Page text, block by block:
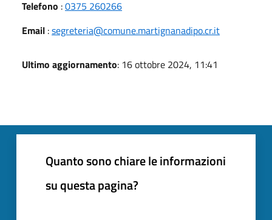
Telefono :0375 260266
Email :segreteria@comune.martignanadipo.cr.it
Ultimo aggiornamento: 16 ottobre 2024, 11:41
Quanto sono chiare le informazioni
su questa pagina?